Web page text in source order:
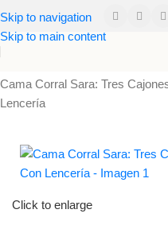
Skip to navigation
Skip to main content
Cama Corral Sara: Tres
Lencería
Click to enlarge